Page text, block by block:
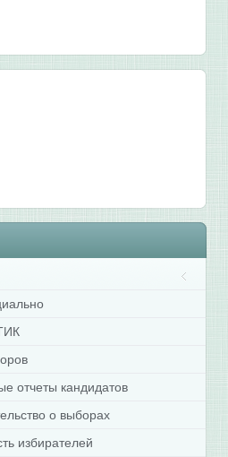
отчеты кандидатов
о выборах
избирателей